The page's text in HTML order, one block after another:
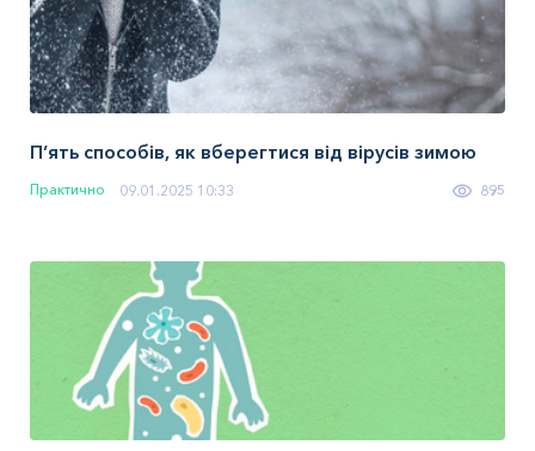
П’ять способів, як вберегтися від вірусів зимою
Практично 09.01.2025 10:33 895